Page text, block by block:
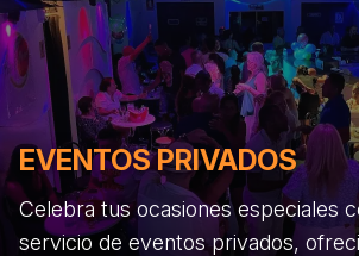
EVENTOS PRIVADOS
Celebra tus ocasiones especiales
servicio de eventos privados,